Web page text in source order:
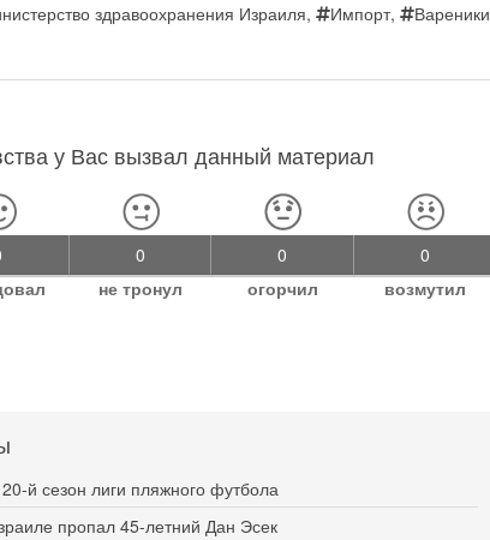
здравоохранения Израиля, Импорт, Вареники
у Вас вызвал данный материал
0
не тронул
0
огорчил
0
возмутил
й сезон лиги пляжного футбола
пропал 45-летний Дан Эсек